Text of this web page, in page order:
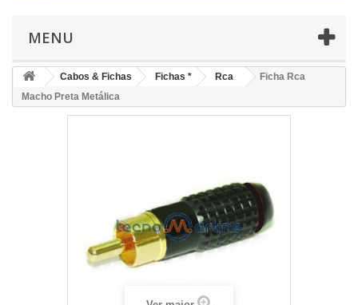
MENU
Cabos & Fichas Fichas * Rca
Ficha Rca
Macho Preta Metálica